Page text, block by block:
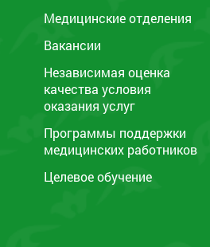
Медицинские отделения
Вакансии
Независимая оценка
качества условия
оказания услуг
Программы поддержки
медицинских работников
Целевое обучение